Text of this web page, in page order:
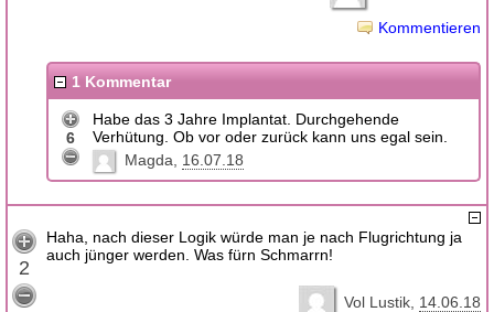
Kommentieren
1 Kommentar
6
Habe das 3 Jahre Implantat. Durchgehende
Verhütung. Ob vor oder zurück kann uns egal sein.
Magda
16.07.18
2
Haha, nach dieser Logik würde man je nach Flugrichtung ja
auch jünger werden. Was fürn Schmarrn!
Vol Lustik 14.06.18